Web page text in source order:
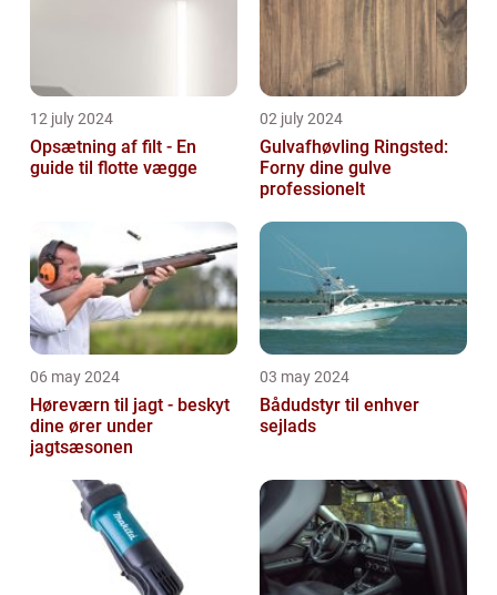
12 july 2024
Opsætning af filt - En
guide til flotte vægge
02 july 2024
Gulvafhøvling Ringsted:
Forny dine gulve
professionelt
06 may 2024
Høreværn til jagt - beskyt
dine ører under
jagtsæsonen
03 may 2024
Bådudstyr til enhver
sejlads